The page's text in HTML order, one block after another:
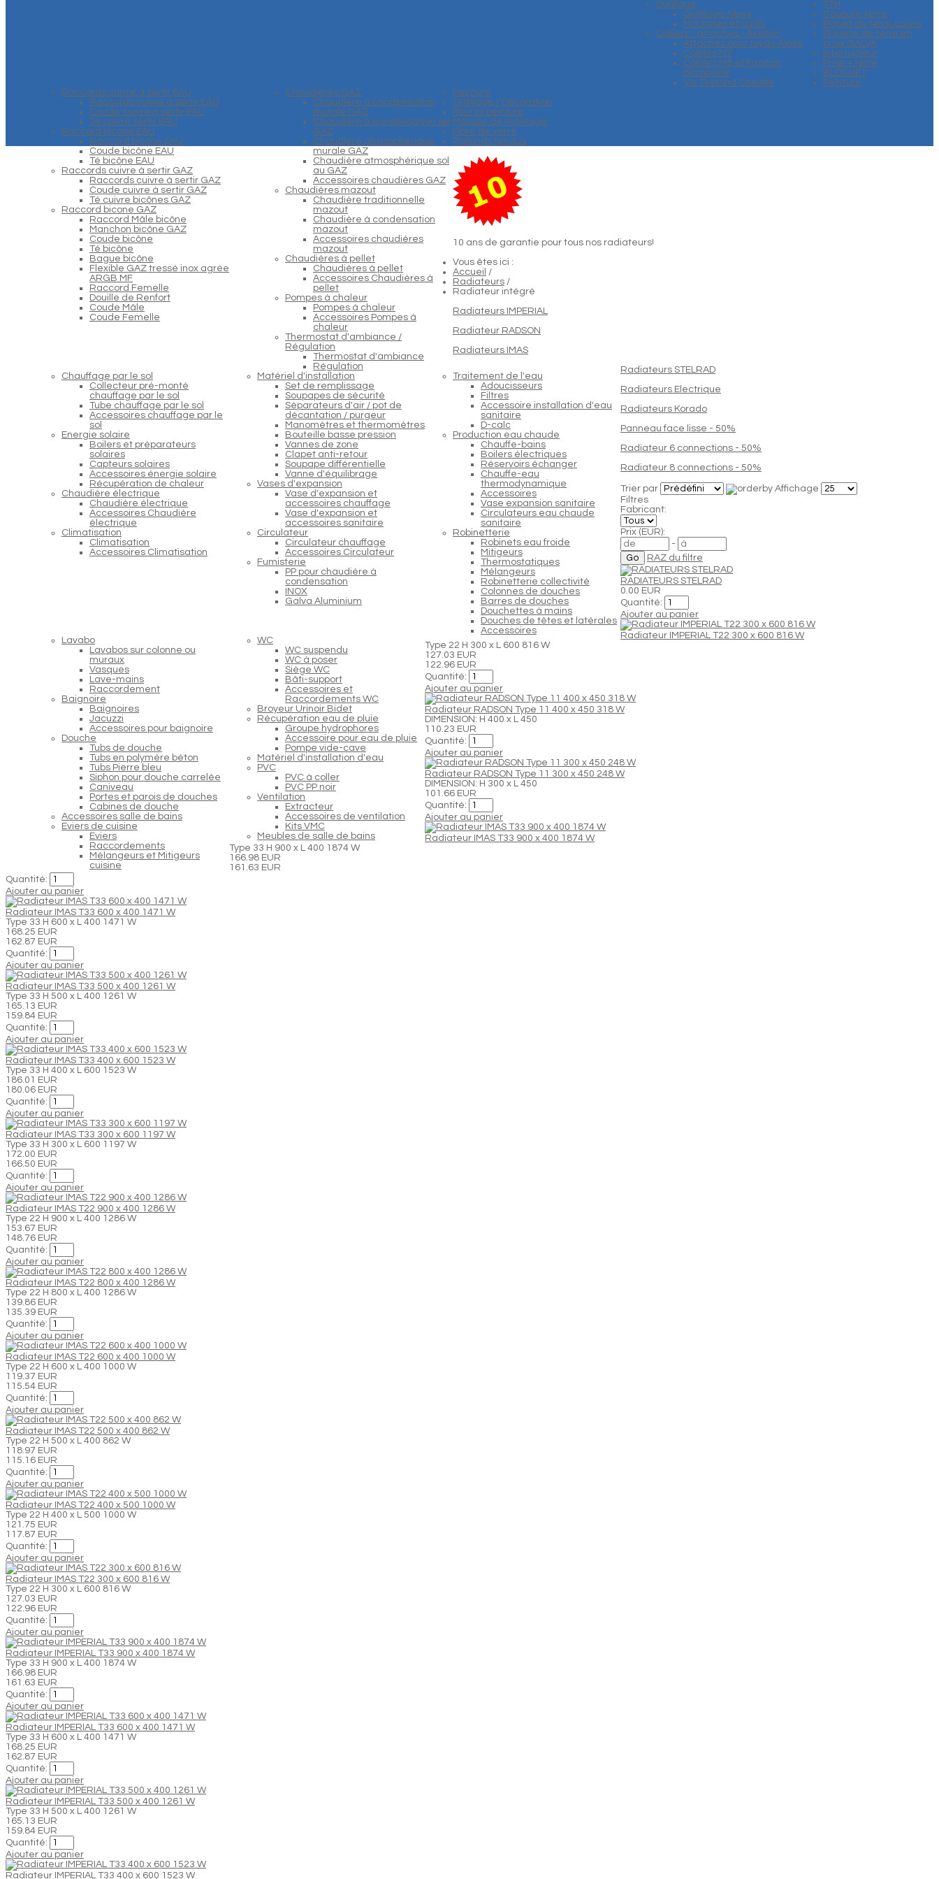
Outillage
Outillage Alpex
Machines et outils
Colliers - attaches - fixation
Attaches pour tuyau Alpex
Colliers M7
Colliers M8 et Fixation
plomberie
Vis Tirefond Cheville
Raccords cuivre à sertir EAU
Raccords cuivre à sertir EAU
Coude cuivre à sertir EAU
Té cuivre sertir EAU
Raccord bicone EAU
Raccord bicône EAU
Coude bicône EAU
Té bicône EAU
Raccords cuivre à sertir GAZ
Raccords cuivre à sertir GAZ
Coude cuivre à sertir GAZ
Té cuivre bicônes GAZ
Raccord bicone GAZ
Raccord Mâle bicône
Manchon bicône GAZ
Coude bicône
Té bicône
Bague bicône
Flexible GAZ tressé inox agrée
ARGB MF
Raccord Femelle
Douille de Renfort
Coude Mâle
Coude Femelle
Chaudières GAZ
Chaudière à condensation
murale GAZ
Chaudière à condensation sol
GAZ
Chaudière atmosphérique
murale GAZ
Chaudière atmosphérique sol
au GAZ
Accessoires chaudières GAZ
Chaudières mazout
Chaudière traditionnelle
mazout
Chaudière à condensation
mazout
Accessoires chaudières
mazout
Chaudières à pellet
Chaudières à pellet
Accessoires Chaudières à
pellet
Pompes à chaleur
Pompes à chaleur
Accessoires Pompes à
chaleur
Thermostat d'ambiance /
Régulation
Thermostat d'ambiance
Régulation
Chauffage par le sol
Collecteur pré-monté
chauffage par le sol
Tube chauffage par le sol
Accessoires chauffage par le
sol
Energie solaire
Boilers et préparateurs
solaires
Capteurs solaires
Accessoires énergie solaire
Récupération de chaleur
Chaudière électrique
Chaudière électrique
Accessoires Chaudière
électrique
Climatisation
Climatisation
Accessoires Climatisation
Matériel d'installation
Set de remplissage
Soupapes de sécurité
Séparateurs d'air / pot de
décantation / purgeur
Manomètres et thermomètres
Bouteille basse pression
Vannes de zone
Clapet anti-retour
Soupape différentielle
Vanne d'équilibrage
Vases d'expansion
Vase d'expansion et
accessoires chauffage
Vase d'expansion et
accessoires sanitaire
Circulateur
Circulateur chauffage
Accessoires Circulateur
Fumisterie
PP pour chaudière à
condensation
INOX
Galva Aluminium
Traitement de l'eau
Adoucisseurs
Filtres
Accessoire installation d'eau
sanitaire
D-calc
Production eau chaude
Chauffe-bains
Boilers électriques
Réservoirs échanger
Chauffe-eau
thermodynamique
Accessoires
Vase expansion sanitaire
Circulateurs eau chaude
sanitaire
Robinetterie
Robinets eau froide
Mitigeurs
Thermostatiques
Mélangeurs
Robinetterie collectivité
Colonnes de douches
Barres de douches
Douchettes à mains
Douches de têtes et latérales
Accessoires
Lavabo
Lavabos sur colonne ou
muraux
Vasques
Lave-mains
Raccordement
Baignoire
Baignoires
Jacuzzi
Accessoires pour baignoire
Douche
Tubs de douche
Tubs en polymère béton
Tubs Pierre bleu
Siphon pour douche carrelée
Caniveau
Portes et parois de douches
Cabines de douche
Accessoires salle de bains
Eviers de cuisine
Eviers
Raccordements
Mélangeurs et Mitigeurs
cuisine
WC
WC suspendu
WC à poser
Siège WC
Bâti-support
Accessoires et
Raccordements WC
Broyeur Urinoir Bidet
Récupération eau de pluie
Groupe hydrophores
Accessoire pour eau de pluie
Pompe vide-cave
Matériel d'installation d'eau
PVC
PVC à coller
PVC PP noir
Ventilation
Extracteur
Accessoires de ventilation
Kits VMC
Meubles de salle de bains
TTH
Coupure terre
Piquet de terre cuivre
Piquete de terre en
croix GALVA
Interrupteur
Prise + terre
BLOCHET
Peinture
Peinture
Outillage / Décoration
Pour la peinture
Mousse de montage
Fibre de verre
Plafonds tendus
10 ans de garantie pour tous nos radiateurs!
Vous êtes ici :
Accueil /
Radiateurs /
Radiateur intégré
Radiateurs IMPERIAL
Radiateur RADSON
Radiateurs IMAS
Radiateurs STELRAD
Radiateurs Electrique
Radiateurs Korado
Panneau face lisse - 50%
Radiateur 6 connections - 50%
Radiateur 8 connections - 50%
Trier par
Affichage
Filtres
Fabricant:
Prix (EUR):
-
RAZ du filtre
RADIATEURS STELRAD
0.00 EUR
Quantité:
Ajouter au panier
Radiateur IMPERIAL T22 300 x 600 816 W
Type 22 H 300 x L 600 816 W
127.03 EUR
122.96 EUR
Quantité:
Ajouter au panier
Radiateur RADSON Type 11 400 x 450 318 W
DIMENSION: H 400 x L 450
110.23 EUR
Quantité:
Ajouter au panier
Radiateur RADSON Type 11 300 x 450 248 W
DIMENSION: H 300 x L 450
101.66 EUR
Quantité:
Ajouter au panier
Radiateur IMAS T33 900 x 400 1874 W
Type 33 H 900 x L 400 1874 W
166.98 EUR
161.63 EUR
Quantité:
Ajouter au panier
Radiateur IMAS T33 600 x 400 1471 W
Type 33 H 600 x L 400 1471 W
168.25 EUR
162.87 EUR
Quantité:
Ajouter au panier
Radiateur IMAS T33 500 x 400 1261 W
Type 33 H 500 x L 400 1261 W
165.13 EUR
159.84 EUR
Quantité:
Ajouter au panier
Radiateur IMAS T33 400 x 600 1523 W
Type 33 H 400 x L 600 1523 W
186.01 EUR
180.06 EUR
Quantité:
Ajouter au panier
Radiateur IMAS T33 300 x 600 1197 W
Type 33 H 300 x L 600 1197 W
172.00 EUR
166.50 EUR
Quantité:
Ajouter au panier
Radiateur IMAS T22 900 x 400 1286 W
Type 22 H 900 x L 400 1286 W
153.67 EUR
148.76 EUR
Quantité:
Ajouter au panier
Radiateur IMAS T22 800 x 400 1286 W
Type 22 H 800 x L 400 1286 W
139.86 EUR
135.39 EUR
Quantité:
Ajouter au panier
Radiateur IMAS T22 600 x 400 1000 W
Type 22 H 600 x L 400 1000 W
119.37 EUR
115.54 EUR
Quantité:
Ajouter au panier
Radiateur IMAS T22 500 x 400 862 W
Type 22 H 500 x L 400 862 W
118.97 EUR
115.16 EUR
Quantité:
Ajouter au panier
Radiateur IMAS T22 400 x 500 1000 W
Type 22 H 400 x L 500 1000 W
121.75 EUR
117.87 EUR
Quantité:
Ajouter au panier
Radiateur IMAS T22 300 x 600 816 W
Type 22 H 300 x L 600 816 W
127.03 EUR
122.96 EUR
Quantité:
Ajouter au panier
Radiateur IMPERIAL T33 900 x 400 1874 W
Type 33 H 900 x L 400 1874 W
166.98 EUR
161.63 EUR
Quantité:
Ajouter au panier
Radiateur IMPERIAL T33 600 x 400 1471 W
Type 33 H 600 x L 400 1471 W
168.25 EUR
162.87 EUR
Quantité:
Ajouter au panier
Radiateur IMPERIAL T33 500 x 400 1261 W
Type 33 H 500 x L 400 1261 W
165.13 EUR
159.84 EUR
Quantité:
Ajouter au panier
Radiateur IMPERIAL T33 400 x 600 1523 W